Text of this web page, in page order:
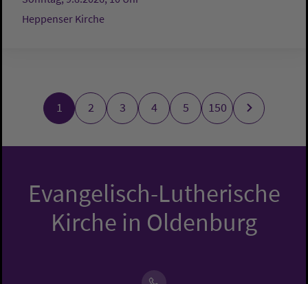
Heppenser Kirche
1 2 3 4 5 150
Evangelisch-Lutherische
Kirche in Oldenburg